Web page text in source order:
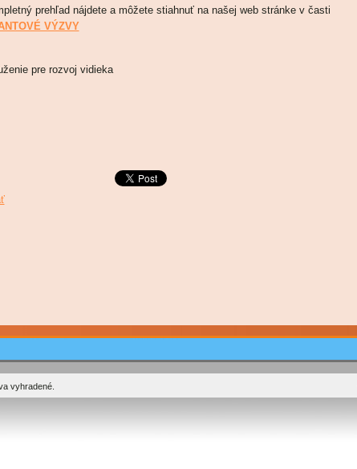
prehľad nájdete a môžete stiahnuť na našej web stránke v časti
VÝZVY
pre rozvoj vidieka
vyhradené.